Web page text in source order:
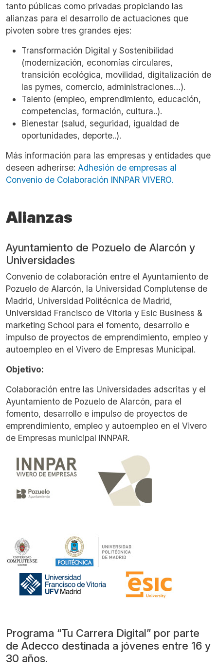
tanto públicas como privadas propiciando las
alianzas para el desarrollo de actuaciones que
pivoten sobre tres grandes ejes:
Transformación Digital y Sostenibilidad
(modernización, economías circulares,
transición ecológica, movilidad, digitalización de
las pymes, comercio, administraciones…).
Talento (empleo, emprendimiento, educación,
competencias, formación, cultura..).
Bienestar (salud, seguridad, igualdad de
oportunidades, deporte..).
Más información para las empresas y entidades que
deseen adherirse: Adhesión de empresas al
Convenio de Colaboración INNPAR VIVERO.
Alianzas
Ayuntamiento de Pozuelo de Alarcón y
Universidades
Convenio de colaboración entre el Ayuntamiento de
Pozuelo de Alarcón, la Universidad Complutense de
Madrid, Universidad Politécnica de Madrid,
Universidad Francisco de Vitoria y Esic Business &
marketing School para el fomento, desarrollo e
impulso de proyectos de emprendimiento, empleo y
autoempleo en el Vivero de Empresas Municipal.
Objetivo:
Colaboración entre las Universidades adscritas y el
Ayuntamiento de Pozuelo de Alarcón, para el
fomento, desarrollo e impulso de proyectos de
emprendimiento, empleo y autoempleo en el Vivero
de Empresas municipal INNPAR.
Programa “Tu Carrera Digital” por parte
de Adecco destinada a jóvenes entre 16 y
30 años.